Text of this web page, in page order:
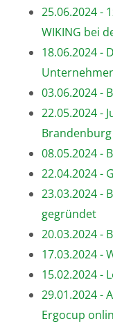
25.06.2024 -
WIKING bei
18.06.2024 -
03.06.2024 -
22.05.2024 -
Brandenburg
08.05.2024 -
22.04.2024 -
23.03.2024 -
gegründet
20.03.2024 -
17.03.2024 -
15.02.2024 -
29.01.2024 -
Ergocup